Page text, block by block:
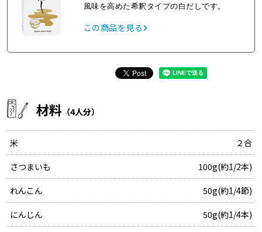
風味を高めた希釈タイプの白だしです。
この商品を見る
材料 （4人分）
米 ２合
さつまいも 100g(約1/2本)
れんこん 50g(約1/4節)
にんじん 50g(約1/4本)